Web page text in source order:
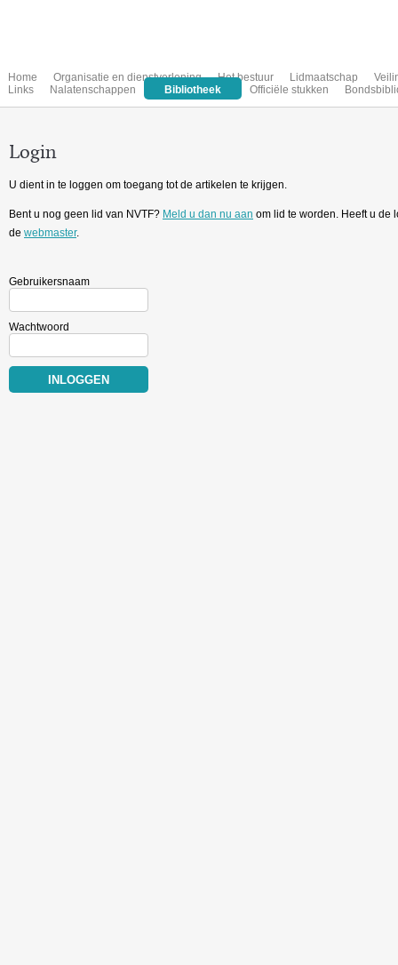
Home Organisatie en dienstverlening Het bestuur Lidmaatschap
Links
Nalatenschappen Bibliotheek Officiële stukken
Login
U dient in te loggen om toegang tot de artikelen te krijgen.
Bent u nog geen lid van NVTF? Meld u dan nu aan om lid te worden. Heeft u de
de webmaster.
Gebruikersnaam
Wachtwoord